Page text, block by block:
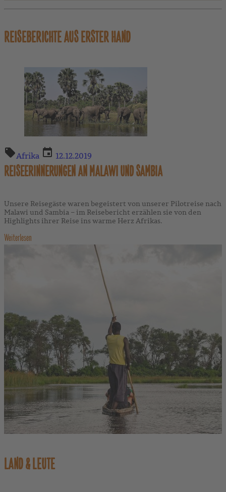
REISEBERICHTE AUS ERSTER HAND
Afrika 12.12.2019
REISEERINNERUNGEN AN MALAWI UND SAMBIA
Unsere Reisegäste waren begeistert von unserer Pilotreise nach
Malawi und Sambia – im Reisebericht erzählen sie von den
Highlights ihrer Reise ins warme Herz Afrikas.
Weiterlesen
LAND & LEUTE